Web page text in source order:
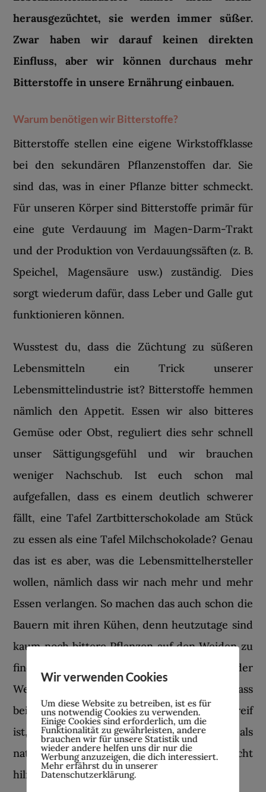
herausgezüchtet, sie werden immer süßer.
Zwar haben wir darauf keinen direkten
Einfluss, aber wir können durchaus mehr
Bitterstoffe in unsere Ernährung einbauen.
Warum benötigen wir Bitterstoffe?
Bitterstoffe stellen eine eigene Wirkstoffklasse
bei den sekundären Pflanzenstoffen dar. Sie
sind das, was in einer Pflanze bitter schmeckt.
Für unseren Körper sind Bitterstoffe primär für
eine gute Verdauung im Magen-Darm-Trakt
und der Produktion von Verdauungssäften (z. B.
Speichel, Magensäure usw.) zuständig. Dies
sorgt wiederum dafür, dass Leber und Galle gut
funktionieren können.
Wusstest du, dass die Züchtung zu süßeren
Lebensmitteln ein Trick unserer
Lebensmittelindustrie ist? Bitterstoffe hemmen
nämlich den Appetit. Essen wir also bitteres
Gemüse oder Obst, reguliert dies sehr schnell
unser Sättigungsgefühl und wir brauchen
weniger Nachschub. Ist euch schon mal
aufgefallen, dass es einem deutlich schwerer
fällt, eine Tafel Zartbitterschokolade am Stück
zu essen als eine Tafel Milchschokolade? Genau
das ist es aber, was die Lebensmittelhersteller
wollen, nämlich dass wir nach mehr und mehr
Essen verlangen. So machen das auch schon die
Bauern mit ihren Kühen, denn heutzutage sind
kaum noch bittere Pflanzen auf den Weiden zu
finden (wenn die Tiere überhaupt noch auf der
Weide stehen). Der Grund dafür ist, dass
beispielsweise ein Rind schneller schlachtreif
ist, wenn es mehr frisst. Da sind Bitterstoffe als
natürliche Appetithemmer natürlich nicht
hilfreich.
Wir verwenden Cookies
Um diese Website zu betreiben, ist es für
uns notwendig Cookies zu verwenden.
Einige Cookies sind erforderlich, um die
Funktionalität zu gewährleisten, andere
brauchen wir für unsere Statistik und
wieder andere helfen uns dir nur die
Werbung anzuzeigen, die dich interessiert.
Mehr erfährst du in unserer
Datenschutzerklärung.